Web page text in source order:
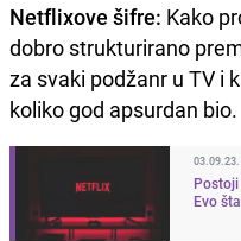
Netflixove šifre: Kako
dobro strukturirano
za svaki podžanr u TV i
koliko god apsurdan bio.
Evo